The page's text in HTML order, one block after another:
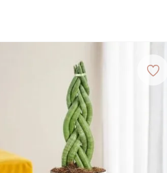
gaten produceren, vooral als het
staat om de bladeren te
een omgeving met veel indirect licht.
lichte omstandigheden, bevordert
van meer gaten.
Deliciosa consistent licht vochtig is.
vooral in de winter, om